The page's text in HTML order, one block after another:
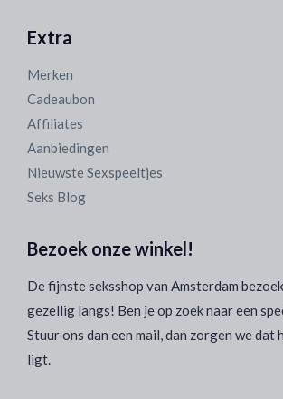
Extra
Merken
Cadeaubon
Affiliates
Aanbiedingen
Nieuwste Sexspeeltjes
Seks Blog
Bezoek onze winkel!
De fijnste seksshop van Amsterdam
gezellig langs! Ben je op zoek naar een
Stuur ons dan een mail, dan zorgen we dat
ligt.